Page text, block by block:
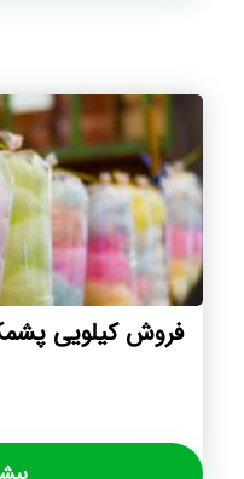
فروش کیلویی پشمک الیافی